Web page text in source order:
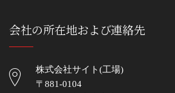
会社の所在地および連絡先
株式会社サイト(工場)
〒881-0104